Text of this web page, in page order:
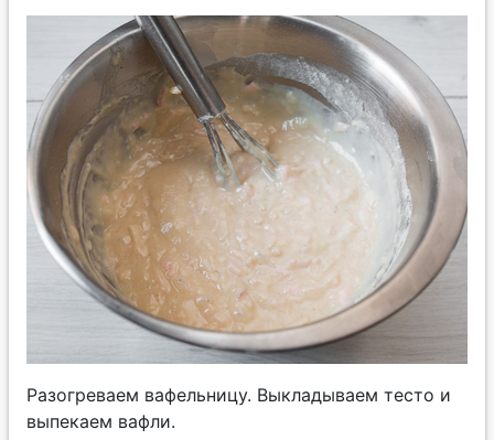
Разогреваем вафельницу. Выкладываем тесто и
выпекаем вафли.